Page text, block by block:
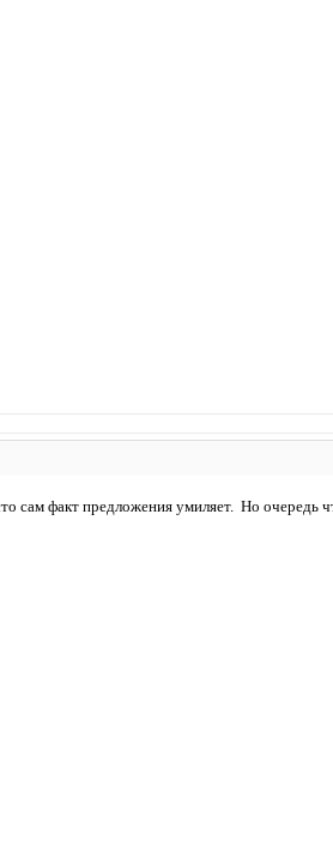
сам факт предложения умиляет. Но очередь